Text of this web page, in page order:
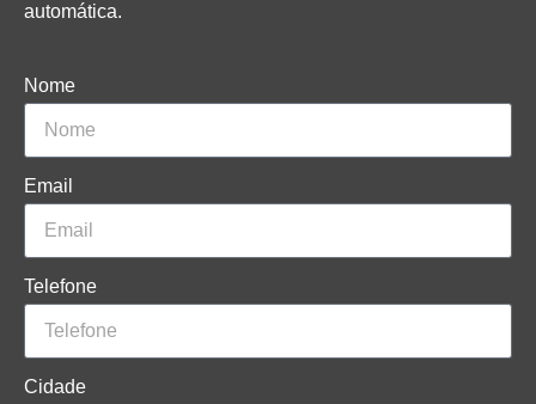
automática.
Nome
Email
Telefone
Cidade